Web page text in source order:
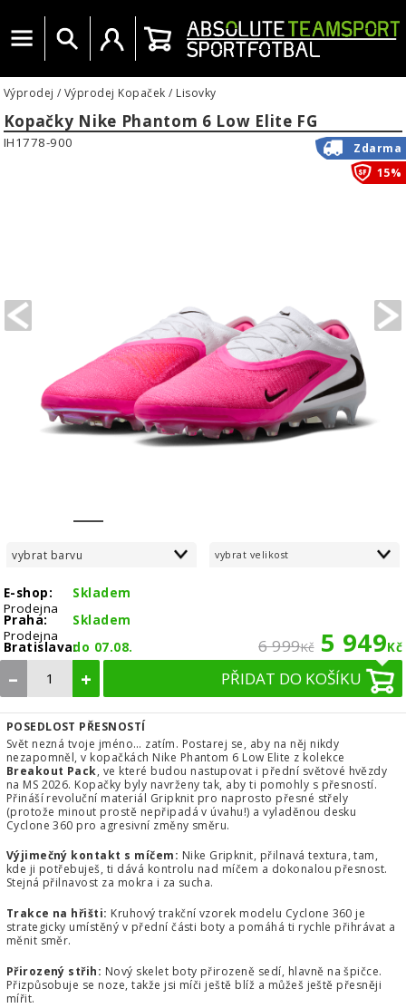
Menu Vyhledat Uživatelský účet
Košík
Výprodej / Výprodej Kopaček / Lisovky
Kopačky Nike Phantom 6 Low Elite FG
PREVIOUS
IH1778-900
Zdarma
15%
vybrat barvu vybrat velikost
E-shop:
Skladem
Prodejna
Praha:
Skladem
Prodejna
Bratislava:do 07.08. 6 999Kč 5 949Kč
– + PŘIDAT DO KOŠÍKU
POSEDLOST PŘESNOSTÍ
Svět nezná tvoje jméno… zatím. Postarej se, aby na něj nikdy
nezapomněl, v kopačkách Nike Phantom 6 Low Elite z kolekce
Breakout Pack, ve které budou nastupovat i přední světové hvězdy
na MS 2026. Kopačky byly navrženy tak, aby ti pomohly s přesností.
Přináší revoluční materiál Gripknit pro naprosto přesné střely
(protože minout prostě nepřipadá v úvahu!) a vyladěnou desku
Cyclone 360 pro agresivní změny směru.
Výjimečný kontakt s míčem: Nike Gripknit, přilnavá textura, tam,
kde ji potřebuješ, ti dává kontrolu nad míčem a dokonalou přesnost.
Stejná přilnavost za mokra i za sucha.
Trakce na hřišti: Kruhový trakční vzorek modelu Cyclone 360 je
strategicky umístěný v přední části boty a pomáhá ti rychle přihrávat a
měnit směr.
Přirozený střih: Nový skelet boty přirozeně sedí, hlavně na špičce.
Přizpůsobuje se noze, takže jsi míči ještě blíž a můžeš ještě přesněji
mířit.